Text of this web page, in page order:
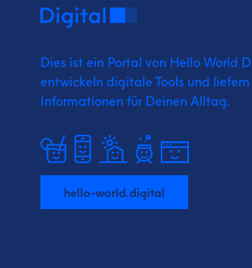
Dies ist ein Portal von Hello World
entwickeln digitale Tools und liefern
Informationen für Deinen Alltag.
hello-world.digital